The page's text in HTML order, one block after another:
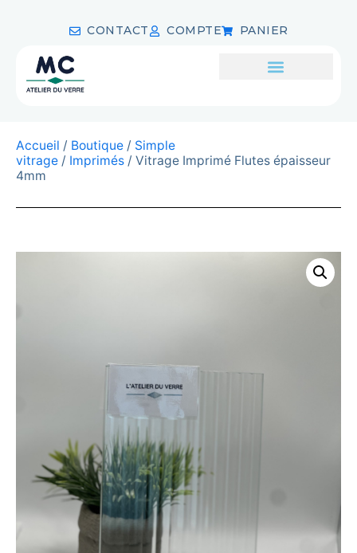
CONTACT COMPTE PANIER
Accueil / Boutique / Simple
vitrage / Imprimés / Vitrage Imprimé Flutes épaisseur
4mm